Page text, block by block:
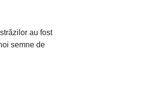
au fost
semne de